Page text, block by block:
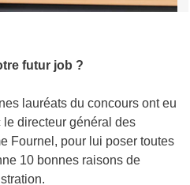
futur job ?
lauréats du concours ont eu
directeur général des
Fournel, pour lui poser toutes
10 bonnes raisons de